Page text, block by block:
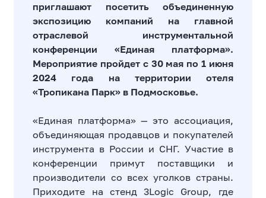
приглашают посетить объединенную
экспозицию компаний на главной
отраслевой инструментальной
конференции «Единая платформа».
Мероприятие пройдет с 30 мая по 1 июня
2024 года на территории отеля
«Тропикана Парк» в Подмосковье.
«Единая платформа» — это ассоциация,
объединяющая продавцов и покупателей
инструмента в России и СНГ. Участие в
конференции примут поставщики и
производители со всех уголков страны.
Приходите на стенд 3Logic Group, где